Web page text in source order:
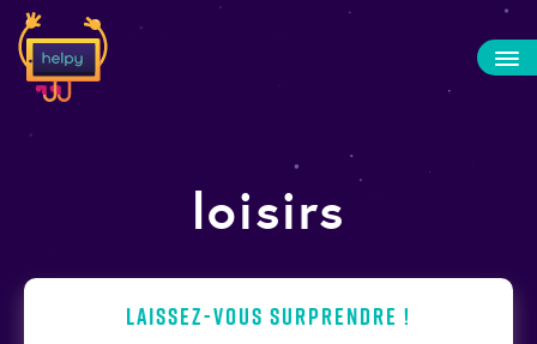
loisirs
Laissez-vous surprendre !